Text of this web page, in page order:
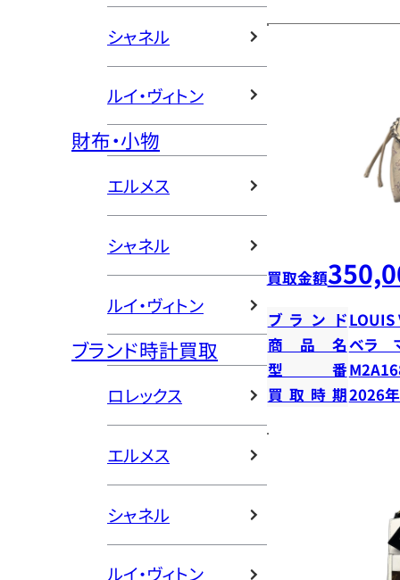
シャネル
ルイ・ヴィトン
財布・小物
エルメス
シャネル
ルイ・ヴィトン
ブランド時計買取
ロレックス
エルメス
シャネル
ルイ・ヴィトン
買取金額
ブランドLOUIS
商品名ベラ
型番
買取時期2026